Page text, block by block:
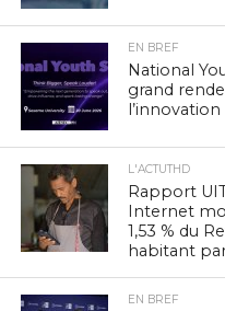
EN BREF
National
grand
L'ACTUTHD
Rapport
Internet
1,53 % du
habitant
EN BREF